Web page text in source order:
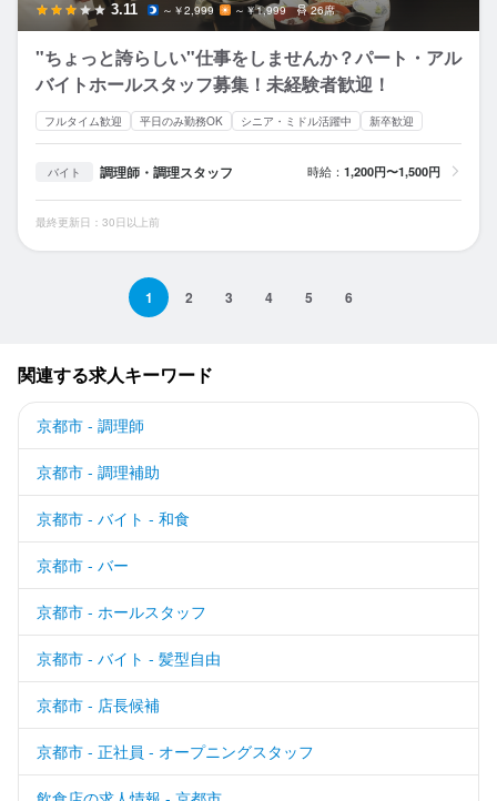
3.11 ～￥2,999 ～￥1,999 26席
"ちょっと誇らしい"仕事をしませんか？パート・アル
バイトホールスタッフ募集！未経験者歓迎！
フルタイム歓迎 平日のみ勤務OK シニア・ミドル活躍中 新卒歓迎
バイト 調理師・調理スタッフ 時給： 1,200円〜1,500円
最終更新日：30日以上前
1 2 3 4 5 6
関連する求人キーワード
京都市 - 調理師
京都市 - 調理補助
京都市 - バイト - 和食
京都市 - バー
京都市 - ホールスタッフ
京都市 - バイト - 髪型自由
京都市 - 店長候補
京都市 - 正社員 - オープニングスタッフ